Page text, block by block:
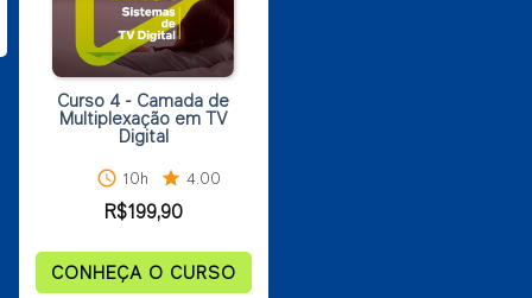
Curso 4 - Camada de
Multiplexação em TV
Digital
schedule 10h star 4.00
R$199,90
CONHEÇA O CURSO